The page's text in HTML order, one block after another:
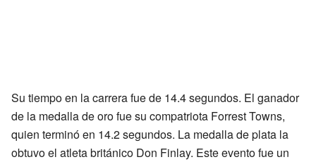
Su tiempo en la carrera fue de 14.4 segundos. El ganador
de la medalla de oro fue su compatriota Forrest Towns,
quien terminó en 14.2 segundos. La medalla de plata la
obtuvo el atleta británico Don Finlay. Este evento fue un